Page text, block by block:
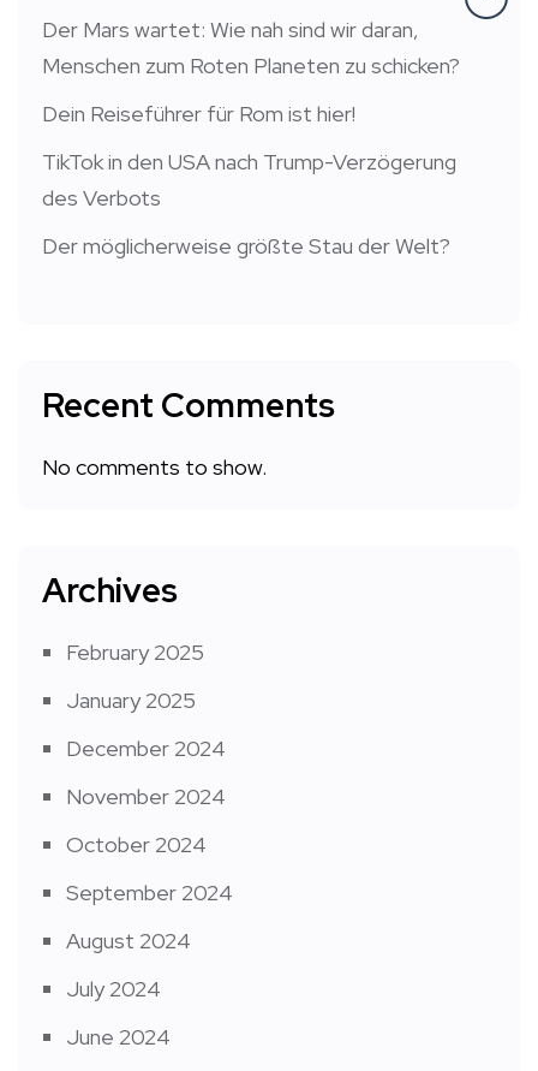
Der Mars wartet: Wie nah sind wir daran,
Menschen zum Roten Planeten zu schicken?
Dein Reiseführer für Rom ist hier!
TikTok in den USA nach Trump-Verzögerung
des Verbots
Der möglicherweise größte Stau der Welt?
Recent Comments
No comments to show.
Archives
February 2025
January 2025
December 2024
November 2024
October 2024
September 2024
August 2024
July 2024
June 2024